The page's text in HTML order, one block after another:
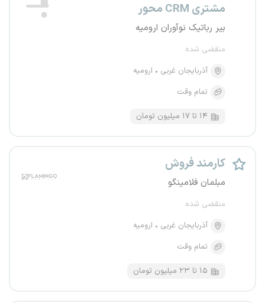
مشتری CRM محور
بیر رباتیک نوآوران ارومیه
منقضی شده
آذربایجان غربی
ارومیه
تمام وقت
۱۴ تا ۱۷ میلیون تومان
کارمند فروش
مبلمان فلامینگو
منقضی شده
آذربایجان غربی
ارومیه
تمام وقت
۱۵ تا ۲۳ میلیون تومان